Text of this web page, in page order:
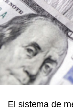
El sistema de